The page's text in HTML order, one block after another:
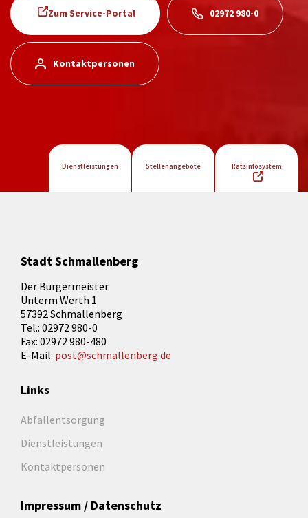
Zum Service-Portal 02972 980-0
Kontaktpersonen
Dienstleistungen Stellenangebote Ratsinfosystem
Stadt Schmallenberg
Der Bürgermeister
Unterm Werth 1
57392 Schmallenberg
Tel.: 02972 980-0
Fax: 02972 980-480
E-Mail: post@schmallenberg.de
Links
Abfallentsorgung
Dienstleistungen
Kontaktpersonen
Impressum / Datenschutz